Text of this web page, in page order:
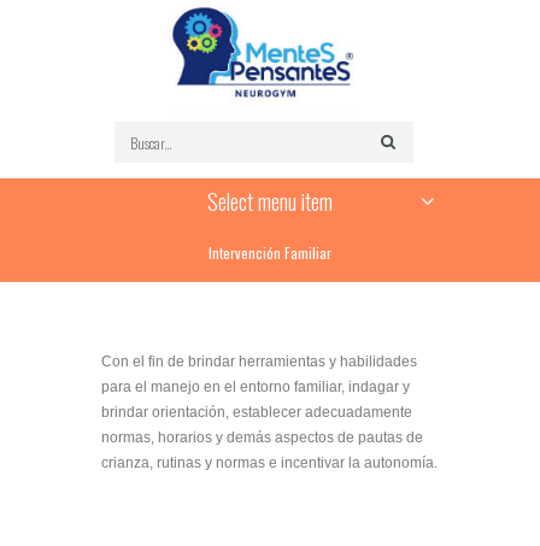
Select menu item
Intervención Familiar
Con el fin de brindar herramientas y habilidades
para el manejo en el entorno familiar, indagar y
brindar orientación, establecer adecuadamente
normas, horarios y demás aspectos de pautas de
crianza, rutinas y normas e incentivar la autonomía.